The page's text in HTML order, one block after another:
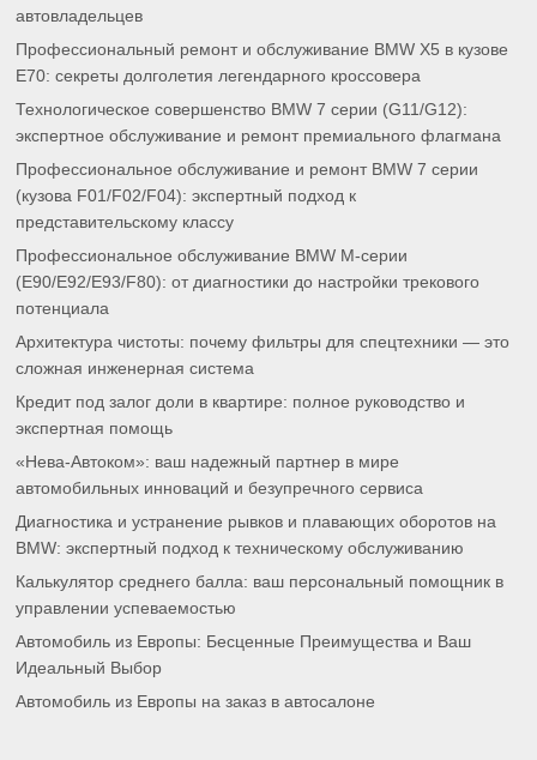
автовладельцев
Профессиональный ремонт и обслуживание BMW X5 в кузове
E70: секреты долголетия легендарного кроссовера
Технологическое совершенство BMW 7 серии (G11/G12):
экспертное обслуживание и ремонт премиального флагмана
Профессиональное обслуживание и ремонт BMW 7 серии
(кузова F01/F02/F04): экспертный подход к
представительскому классу
Профессиональное обслуживание BMW M-серии
(E90/E92/E93/F80): от диагностики до настройки трекового
потенциала
Архитектура чистоты: почему фильтры для спецтехники — это
сложная инженерная система
Кредит под залог доли в квартире: полное руководство и
экспертная помощь
«Нева-Автоком»: ваш надежный партнер в мире
автомобильных инноваций и безупречного сервиса
Диагностика и устранение рывков и плавающих оборотов на
BMW: экспертный подход к техническому обслуживанию
Калькулятор среднего балла: ваш персональный помощник в
управлении успеваемостью
Автомобиль из Европы: Бесценные Преимущества и Ваш
Идеальный Выбор
Автомобиль из Европы на заказ в автосалоне